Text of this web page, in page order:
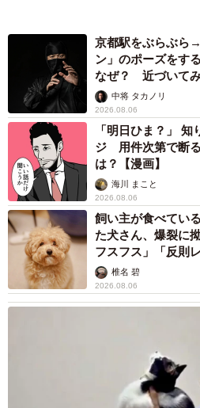
京都駅をぶらぶら
ン」のポーズをす
なぜ？ 近づいて
未熟」中将 タカノリ
2026.08.06
「明日ひま？」
ジ 用件次第で断
は？【漫画】
海川 まこと
2026.08.06
飼い主が食べてい
た犬さん、爆裂に
フスフス」「反則レ
椎名 碧
2026.08.06